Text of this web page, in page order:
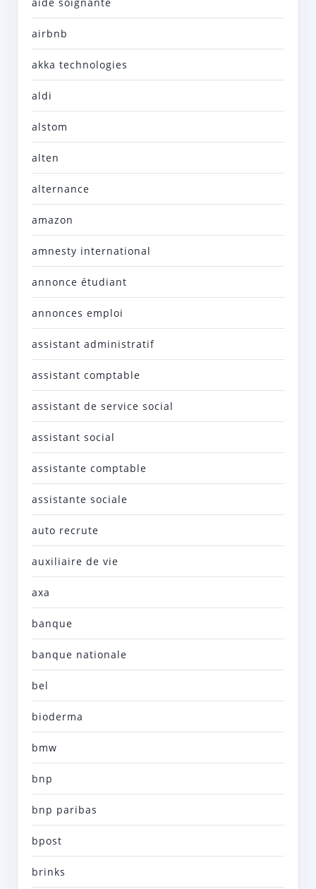
airbnb
akka technologies
aldi
alstom
alten
alternance
amazon
amnesty international
annonce étudiant
annonces emploi
assistant administratif
assistant comptable
assistant de service social
assistant social
assistante comptable
assistante sociale
auto recrute
auxiliaire de vie
axa
banque
banque nationale
bel
bioderma
bmw
bnp
bnp paribas
bpost
brinks